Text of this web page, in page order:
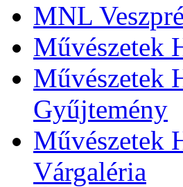
MNL
Művészetek
Művészetek
Gyűjtemény
Művészetek
Várgaléria